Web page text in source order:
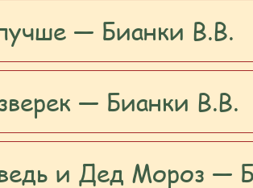
— Бианки В.В.
— Бианки В.В.
и Дед Мороз —